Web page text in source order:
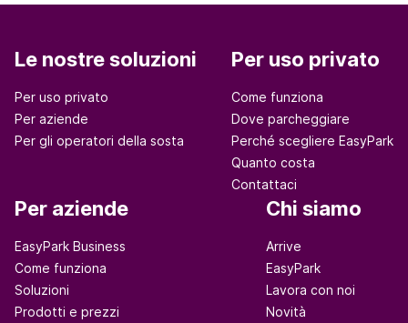
Le nostre soluzioni
Per uso privato
Per aziende
Per gli operatori della sosta
Per uso privato
Come funziona
Dove parcheggiare
Perché scegliere EasyPark
Quanto costa
Contattaci
Per aziende
EasyPark Business
Come funziona
Soluzioni
Prodotti e prezzi
Chi siamo
Arrive
EasyPark
Lavora con noi
Novità